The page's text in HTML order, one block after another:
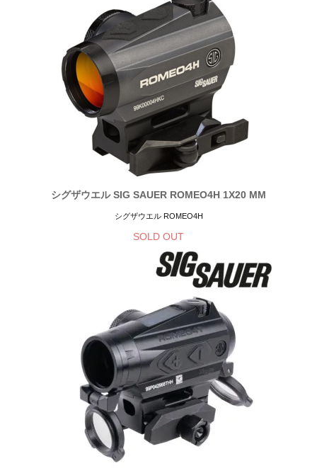
シグザウエル SIG SAUER ROMEO4H 1X20 MM
シグザウエル ROMEO4H
SOLD OUT